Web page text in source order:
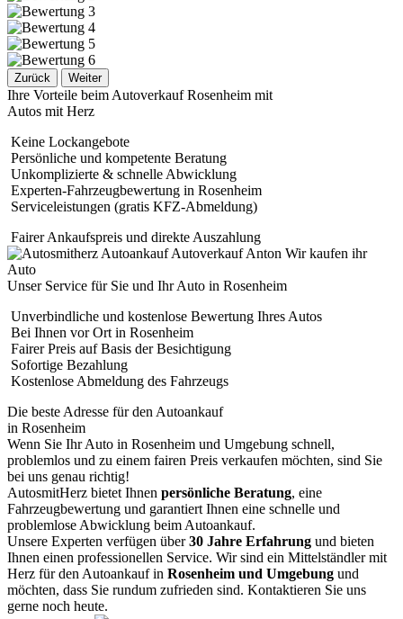
Zurück Weiter
Ihre Vorteile beim Autoverkauf Rosenheim mit
Autos mit Herz
Keine Lockangebote
Persönliche und kompetente Beratung
Unkomplizierte & schnelle Abwicklung
Experten-Fahrzeugbewertung in Rosenheim
Serviceleistungen (gratis KFZ-Abmeldung)
Fairer Ankaufspreis und direkte Auszahlung
Unser Service für Sie und Ihr Auto in Rosenheim
Unverbindliche und kostenlose Bewertung Ihres Autos
Bei Ihnen vor Ort in Rosenheim
Fairer Preis auf Basis der Besichtigung
Sofortige Bezahlung
Kostenlose Abmeldung des Fahrzeugs
Die beste Adresse für den Autoankauf
in Rosenheim
Wenn Sie Ihr Auto in Rosenheim und Umgebung schnell,
problemlos und zu einem fairen Preis verkaufen möchten, sind Sie
bei uns genau richtig!
AutosmitHerz bietet Ihnen persönliche Beratung, eine
Fahrzeugbewertung und garantiert Ihnen eine schnelle und
problemlose Abwicklung beim Autoankauf.
Unsere Experten verfügen über30 Jahre Erfahrung und bieten
Ihnen einen professionellen Service. Wir sind ein Mittelständler mit
Herz für den Autoankauf in Rosenheim und Umgebung und
möchten, dass Sie rundum zufrieden sind. Kontaktieren Sie uns
gerne noch heute.